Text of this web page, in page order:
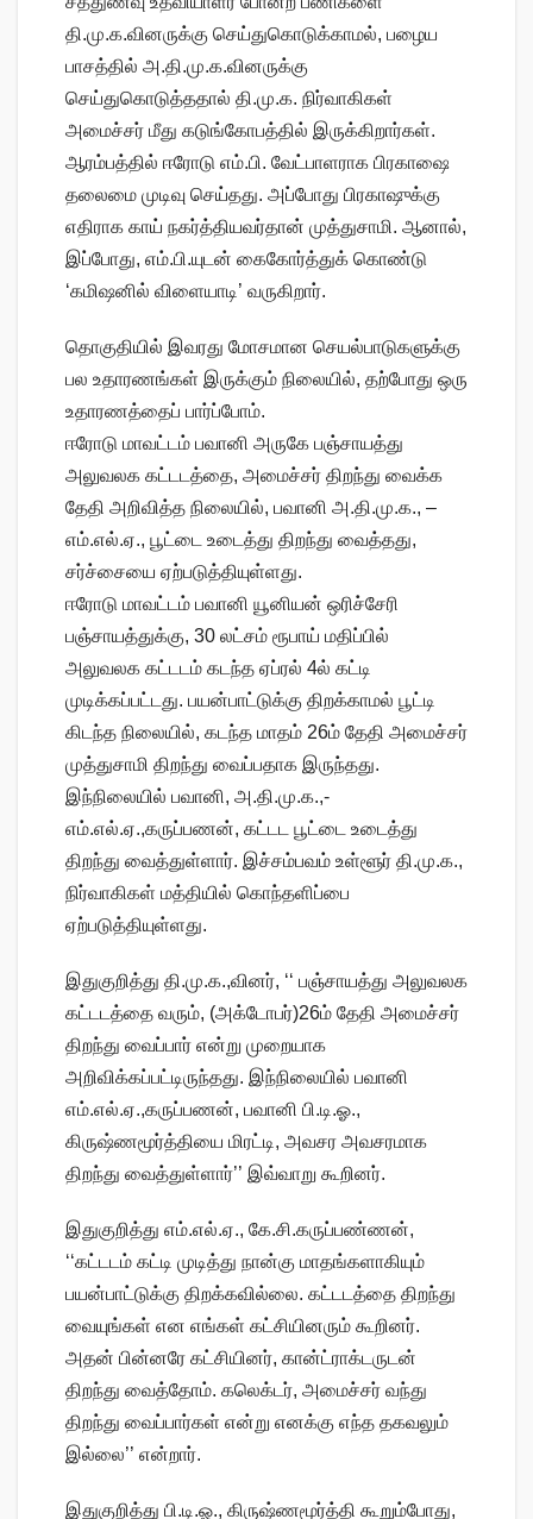
தி.மு.க.வினருக்கு செய்துகொடுக்காமல், பழைய
பாசத்தில் அ.தி.மு.க.வினருக்கு
செய்துகொடுத்ததால் தி.மு.க. நிர்வாகிகள்
அமைச்சர் மீது கடுங்கோபத்தில் இருக்கிறார்கள்.
ஆரம்பத்தில் ஈரோடு எம்.பி. வேட்பாளராக பிரகாஷை
தலைமை முடிவு செய்தது. அப்போது பிரகாஷுக்கு
எதிராக காய் நகர்த்தியவர்தான் முத்துசாமி. ஆனால்,
இப்போது, எம்.பி.யுடன் கைகோர்த்துக் கொண்டு
‘கமிஷனில் விளையாடி’ வருகிறார்.
தொகுதியில் இவரது மோசமான செயல்பாடுகளுக்கு
பல உதாரணங்கள் இருக்கும் நிலையில், தற்போது ஒரு
உதாரணத்தைப் பார்ப்போம்.
ஈரோடு மாவட்டம் பவானி அருகே பஞ்சாயத்து
அலுவலக கட்டடத்தை, அமைச்சர் திறந்து வைக்க
தேதி அறிவித்த நிலையில், பவானி அ.தி.மு.க., –
எம்.எல்.ஏ., பூட்டை உடைத்து திறந்து வைத்தது,
சர்ச்சையை ஏற்படுத்தியுள்ளது.
ஈரோடு மாவட்டம் பவானி யூனியன் ஒரிச்சேரி
பஞ்சாயத்துக்கு, 30 லட்சம் ரூபாய் மதிப்பில்
அலுவலக கட்டடம் கடந்த ஏப்ரல் 4ல் கட்டி
முடிக்கப்பட்டது. பயன்பாட்டுக்கு திறக்காமல் பூட்டி
கிடந்த நிலையில், கடந்த மாதம் 26ம் தேதி அமைச்சர்
முத்துசாமி திறந்து வைப்பதாக இருந்தது.
இந்நிலையில் பவானி, அ.தி.மு.க.,-
எம்.எல்.ஏ.,கருப்பணன், கட்டட பூட்டை உடைத்து
திறந்து வைத்துள்ளார். இச்சம்பவம் உள்ளூர் தி.மு.க.,
நிர்வாகிகள் மத்தியில் கொந்தளிப்பை
ஏற்படுத்தியுள்ளது.
இதுகுறித்து தி.மு.க.,வினர், ‘‘ பஞ்சாயத்து அலுவலக
கட்டடத்தை வரும், (அக்டோபர்)26ம் தேதி அமைச்சர்
திறந்து வைப்பார் என்று முறையாக
அறிவிக்கப்பட்டிருந்தது. இந்நிலையில் பவானி
எம்.எல்.ஏ.,கருப்பணன், பவானி பி.டி.ஓ.,
கிருஷ்ணமூர்த்தியை மிரட்டி, அவசர அவசரமாக
திறந்து வைத்துள்ளார்’’ இவ்வாறு கூறினர்.
இதுகுறித்து எம்.எல்.ஏ., கே.சி.கருப்பண்ணன்,
‘‘கட்டடம் கட்டி முடித்து நான்கு மாதங்களாகியும்
பயன்பாட்டுக்கு திறக்கவில்லை. கட்டடத்தை திறந்து
வையுங்கள் என எங்கள் கட்சியினரும் கூறினர்.
அதன் பின்னரே கட்சியினர், கான்ட்ராக்டருடன்
திறந்து வைத்தோம். கலெக்டர், அமைச்சர் வந்து
திறந்து வைப்பார்கள் என்று எனக்கு எந்த தகவலும்
இல்லை’’ என்றார்.
இதுகுறித்து பி.டி.ஓ., கிருஷ்ணமூர்த்தி கூறும்போது,